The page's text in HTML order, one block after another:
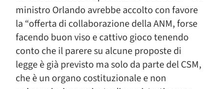
ministro Orlando avrebbe accolto con favore
la “offerta di collaborazione della ANM, forse
facendo buon viso e cattivo gioco tenendo
conto che il parere su alcune proposte di
legge è già previsto ma solo da parte del CSM,
che è un organo costituzionale e non